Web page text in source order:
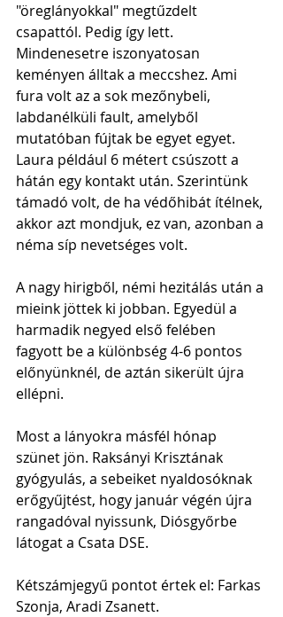
"öreglányokkal" megtűzdelt
csapattól. Pedig így lett.
Mindenesetre iszonyatosan
keményen álltak a meccshez. Ami
fura volt az a sok mezőnybeli,
labdanélküli fault, amelyből
mutatóban fújtak be egyet egyet.
Laura például 6 métert csúszott a
hátán egy kontakt után. Szerintünk
támadó volt, de ha védőhibát ítélnek,
akkor azt mondjuk, ez van, azonban a
néma síp nevetséges volt.
A nagy hirigből, némi hezitálás után a
mieink jöttek ki jobban. Egyedül a
harmadik negyed első felében
fagyott be a különbség 4-6 pontos
előnyünknél, de aztán sikerült újra
ellépni.
Most a lányokra másfél hónap
szünet jön. Raksányi Krisztának
gyógyulás, a sebeiket nyaldosóknak
erőgyűjtést, hogy január végén újra
rangadóval nyissunk, Diósgyőrbe
látogat a Csata DSE.
Kétszámjegyű pontot értek el: Farkas
Szonja, Aradi Zsanett.